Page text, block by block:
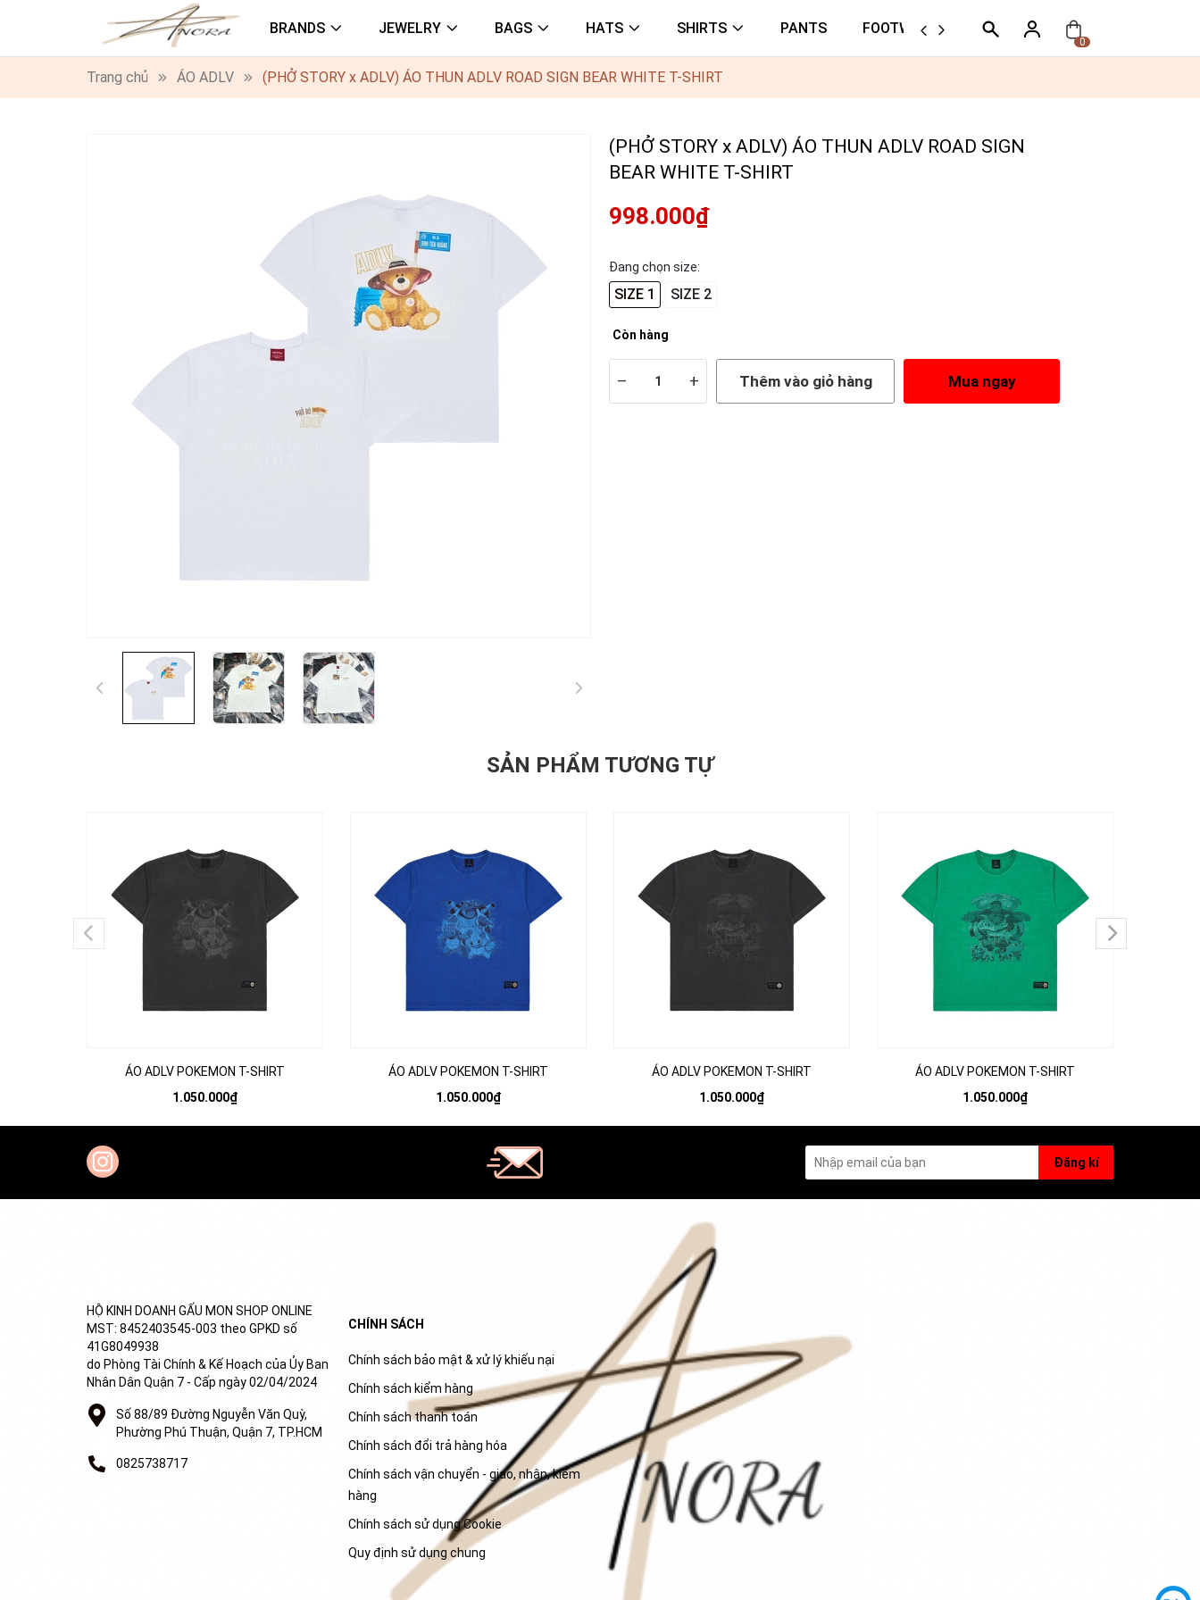
BRANDS JEWELRY BAGS HATS SHIRTS PANTS FOOTWEAR ORTHER
0
Trang chủ ÁO ADLV (PHỞ STORY x ADLV) ÁO THUN ADLV ROAD SIGN BEAR WHITE T-SHIRT
(PHỞ STORY x ADLV) ÁO THUN ADLV ROAD SIGN
BEAR WHITE T-SHIRT
998.000₫
Đang chọn size:
SIZE 1 SIZE 2
Còn hàng
– + Thêm vào giỏ hàng Mua ngay
SẢN PHẨM TƯƠNG TỰ
ÁO ADLV POKEMON T-SHIRT
1.050.000₫
ÁO ADLV POKEMON T-SHIRT
1.050.000₫
ÁO ADLV POKEMON T-SHIRT
1.050.000₫
ÁO ADLV POKEMON T-SHIRT
1.050.000₫
Đăng kí
HỘ KINH DOANH GẤU MON SHOP ONLINE
MST: 8452403545-003 theo GPKD số
41G8049938
do Phòng Tài Chính & Kế Hoạch của Ủy Ban
Nhân Dân Quận 7 - Cấp ngày 02/04/2024
Số 88/89 Đường Nguyễn Văn Quỳ,
Phường Phú Thuận, Quận 7, TP.HCM
0825738717
CHÍNH SÁCH
Chính sách bảo mật & xử lý khiếu nại
Chính sách kiểm hàng
Chính sách thanh toán
Chính sách đổi trả hàng hóa
Chính sách vận chuyển - giao, nhận, kiểm
hàng
Chính sách sử dụng Cookie
Quy định sử dụng chung